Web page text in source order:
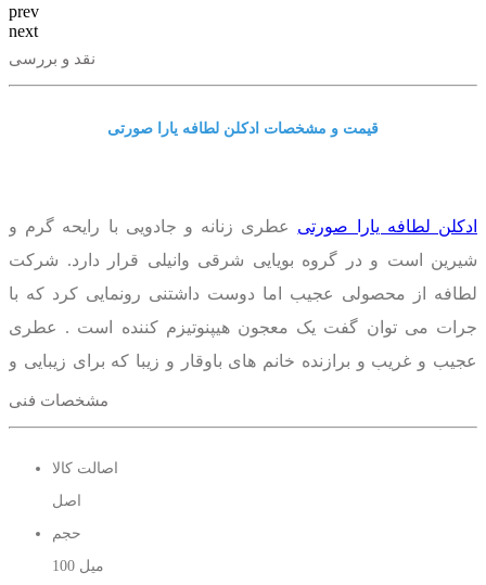
prev
next
نقد و بررسی
قیمت و مشخصات ادکلن لطافه یارا صورتی
ادکلن لطافه یارا صورتی عطری زنانه و جادویی با رایحه گرم و
شیرین است و در گروه بویایی شرقی وانیلی قرار دارد. شرکت
لطافه از محصولی عجیب اما دوست داشتنی رونمایی کرد که با
جرات می توان گفت یک معجون هیپنوتیزم کننده است . عطری
عجیب و غریب و برازنده خانم های باوقار و زیبا که برای زیبایی و
خوشبویی خود ارزش زیادی قائل هستند.ادکلن لطافه یارا صورتی
تنها با رایحه‌ی خوردنی و شیرین و معتدل قلب بسیاری از عاشقان
عطر را تسخیر کرده، بلکه این عطر زنانه و شیک با طراحی خلاقانه
و بوی منحصر به فرد خود، انتخابی ایده‌آل برای خانم‌هایی است که
مشخصات فنی
اصالت کالا
اصل
حجم
100 میل